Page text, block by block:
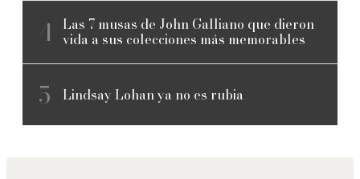
Las 7 musas de John Galliano que dieron
vida a sus colecciones más memorables
Lindsay Lohan ya no es rubia